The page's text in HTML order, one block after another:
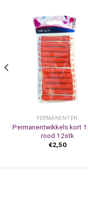
PERMANENTEN
Permanentwikkels kort
rood 12stk
€2,50